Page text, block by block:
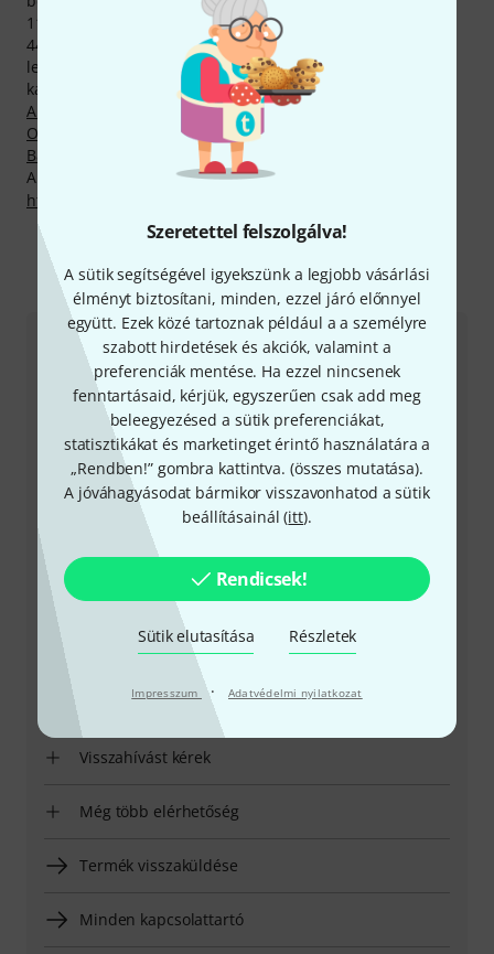
Szeretettel felszolgálva!
A sütik segítségével igyekszünk a legjobb vásárlási
élményt biztosítani, minden, ezzel járó előnnyel
együtt. Ezek közé tartoznak például a a személyre
szabott hirdetések és akciók, valamint a
preferenciák mentése. Ha ezzel nincsenek
fenntartásaid, kérjük, egyszerűen csak add meg
beleegyezésed a sütik preferenciákat,
statisztikákat és marketinget érintő használatára a
„Rendben!” gombra kattintva. (összes mutatása).
A jóváhagyásodat bármikor visszavonhatod a sütik
beállításainál (itt).
Rendicsek!
Sütik elutasítása Részletek
Impresszum · Adatvédelmi nyilatkozat
111, ügyfeleink által írt értékelés.
44 termék közül pillanatnyilag összesen 22 található a
legkeresettebb Thomann-termékek közt, a következő
kategóriákban:
Zeneszerzéssel kapcsolatos könyvek
Akusztikusgitár-iskolák,Ukulele mesterkurzusok
Orgonaiskolák
Stúdiótechnikával kapcsolatos könyvek
Basszusgitár mesterkurzusokés
A gyártóval kapcsolatban itt találsz bővebb tájékoztatást:
http://berkleepress.com
Így érhetsz el minket
Ügyfélszolgálat - Magyarország
+49-9546-9223-531
Ügyfélszolgálatunk minden kérdés és észrevétel esetén
örömmel áll rendelkezésedre
Készítsd elő ügyfélszámodat
Nyitvatartási idő (CEST - Közép-európai
nyári időszámítás)
Visszahívást kérek
Még több elérhetőség
Termék visszaküldése
Minden kapcsolattartó